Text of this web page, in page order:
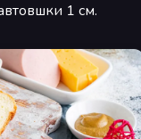
1 см.